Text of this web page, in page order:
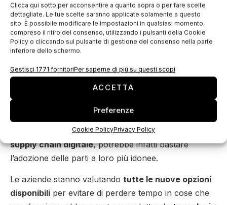
Clicca qui sotto per acconsentire a quanto sopra o per fare scelte
dettagliate. Le tue scelte saranno applicate solamente a questo
sito. È possibile modificare le impostazioni in qualsiasi momento,
compreso il ritiro del consenso, utilizzando i pulsanti della Cookie
Policy o cliccando sul pulsante di gestione del consenso nella parte
inferiore dello schermo.
Gestisci 1771 fornitoriPer saperne di più su questi scopi
ACCETTA
Preferenze
Cookie PolicyPrivacy Policy
accessori, articoli per la casa o altri prodotti
tessili “fai-da-te”.
L’ecosistema in espansione delle
tecnologie digitali
I brand sono coscienti che questo
cultura
produrre dei creatori. Per queste aziende potrebbe
non essere necessario adottare completamente una
supply chain digitale, potrebbe infatti bastare
l’adozione delle parti a loro più idonee.
Le aziende stanno valutando tutte le nuove opzioni
disponibili per evitare di perdere tempo in cose che